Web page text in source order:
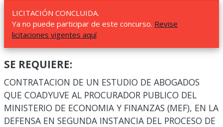
LICITACIÓN CONCLUIDA.
Ya no puede participar de este concurso. Revise
licitaciones vigentes aquí
SE REQUIERE:
CONTRATACION DE UN ESTUDIO DE ABOGADOS
QUE COADYUVE AL PROCURADOR PUBLICO DEL
MINISTERIO DE ECONOMIA Y FINANZAS (MEF), EN LA
DEFENSA EN SEGUNDA INSTANCIA DEL PROCESO DE